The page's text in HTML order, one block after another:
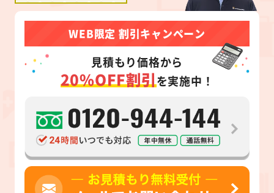
WEB限定 割引キャンペーン
見積もり価格から
20%OFF割引を実施中！